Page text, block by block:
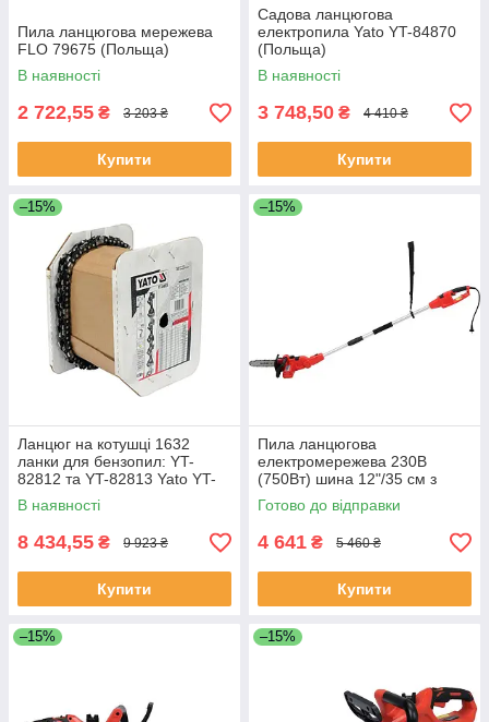
Пила ланцюгова мережева
FLO 79675 (Польща)
В наявності
2 722,55 ₴ 3 203 ₴
Купити
Садова ланцюгова
електропила Yato YT-84870
(Польща)
В наявності
3 748,50 ₴ 4 410 ₴
Купити
–15%
Ланцюг на котушці 1632
ланки для бензопил: YT-
82812 та YT-82813 Yato YT-
84959 (Польща)
В наявності
8 434,55 ₴ 9 923 ₴
Купити
–15%
Пила ланцюгова
електромережева 230В
(750Вт) шина 12"/35 см з
телескоп. штангою l=110-
170см Yato YT-84877
Готово до відправки
4 641 ₴ 5 460 ₴
Купити
–15% –15%